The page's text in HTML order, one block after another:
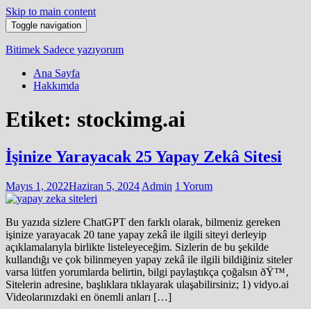
Skip to main content
Toggle navigation
Bitimek Sadece yazıyorum
Ana Sayfa
Hakkımda
Etiket: stockimg.ai
İşinize Yarayacak 25 Yapay Zekâ Sitesi
Mayıs 1, 2022Haziran 5, 2024 Admin 1 Yorum
Bu yazıda sizlere ChatGPT den farklı olarak, bilmeniz gereken
işinize yarayacak 20 tane yapay zekâ ile ilgili siteyi derleyip
açıklamalarıyla birlikte listeleyeceğim. Sizlerin de bu şekilde
kullandığı ve çok bilinmeyen yapay zekâ ile ilgili bildiğiniz siteler
varsa lütfen yorumlarda belirtin, bilgi paylaştıkça çoğalsın ðŸ™‚
Sitelerin adresine, başlıklara tıklayarak ulaşabilirsiniz; 1) vidyo.ai
Videolarınızdaki en önemli anları […]